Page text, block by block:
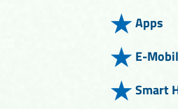
Apps
E-
Smart